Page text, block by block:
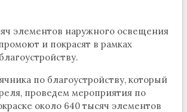
элементов наружного освещения
и покрасят в рамках
по благоустройству, который
проведем мероприятия по
около 640 тысяч элементов